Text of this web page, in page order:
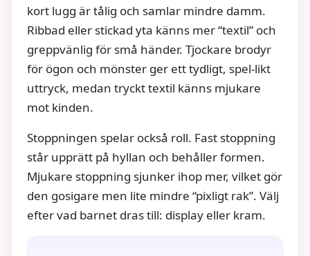
kort lugg är tålig och samlar mindre damm.
Ribbad eller stickad yta känns mer “textil” och
greppvänlig för små händer. Tjockare brodyr
för ögon och mönster ger ett tydligt, spel-likt
uttryck, medan tryckt textil känns mjukare
mot kinden.
Stoppningen spelar också roll. Fast stoppning
står upprätt på hyllan och behåller formen.
Mjukare stoppning sjunker ihop mer, vilket gör
den gosigare men lite mindre “pixligt rak”. Välj
efter vad barnet dras till: display eller kram.